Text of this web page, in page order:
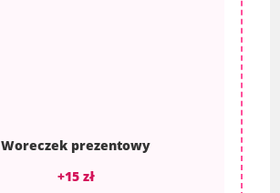
Woreczek prezentowy
+15 zł